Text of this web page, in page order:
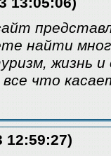
найти
жизнь
все что
12:59:27)